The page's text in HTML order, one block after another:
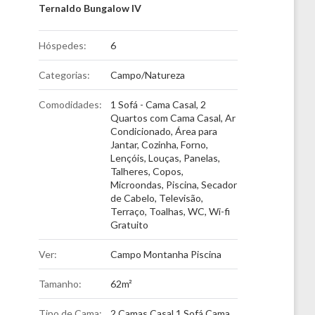
Ternaldo Bungalow IV
Hóspedes: 6
Categorias: Campo/Natureza
Comodidades: 1 Sofá - Cama Casal, 2
Quartos com Cama Casal, Ar
Condicionado, Área para
Jantar, Cozinha, Forno,
Lençóis, Louças, Panelas,
Talheres, Copos,
Microondas, Piscina, Secador
de Cabelo, Televisão,
Terraço, Toalhas, WC, Wi-fi
Gratuito
Ver: Campo Montanha Piscina
Tamanho: 62m²